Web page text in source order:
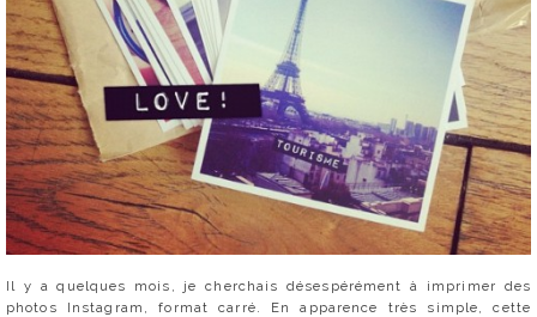
Il y a quelques mois, je cherchais désespérément à imprimer des
photos Instagram, format carré. En apparence très simple, cette